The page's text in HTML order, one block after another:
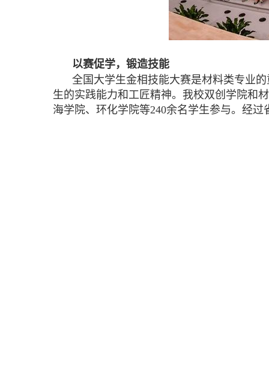
以赛促学，锻造技能
全国大学生金相技能大赛是材料类专业
生的实践能力和工匠精神。我校双创学院和
海学院、环化学院等240余名学生参与。经